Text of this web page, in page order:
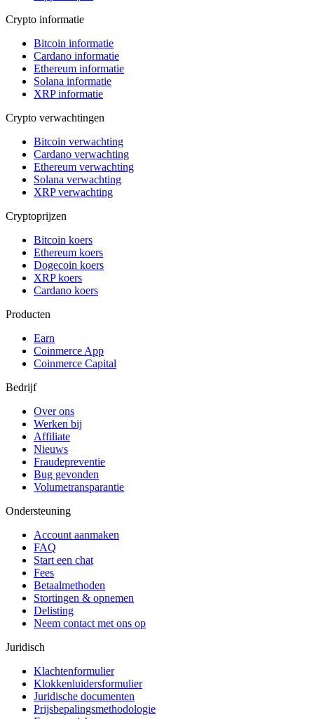
Crypto informatie
Bitcoin informatie
Cardano informatie
Ethereum informatie
Solana informatie
XRP informatie
Crypto verwachtingen
Bitcoin verwachting
Cardano verwachting
Ethereum verwachting
Solana verwachting
XRP verwachting
Cryptoprijzen
Bitcoin koers
Ethereum koers
Dogecoin koers
XRP koers
Cardano koers
Producten
Earn
Coinmerce App
Coinmerce Capital
Bedrijf
Over ons
Werken bij
Affiliate
Nieuws
Fraudepreventie
Bug gevonden
Volumetransparantie
Ondersteuning
Account aanmaken
FAQ
Start een chat
Fees
Betaalmethoden
Stortingen & opnemen
Delisting
Neem contact met ons op
Juridisch
Klachtenformulier
Klokkenluidersformulier
Juridische documenten
Prijsbepalingsmethodologie